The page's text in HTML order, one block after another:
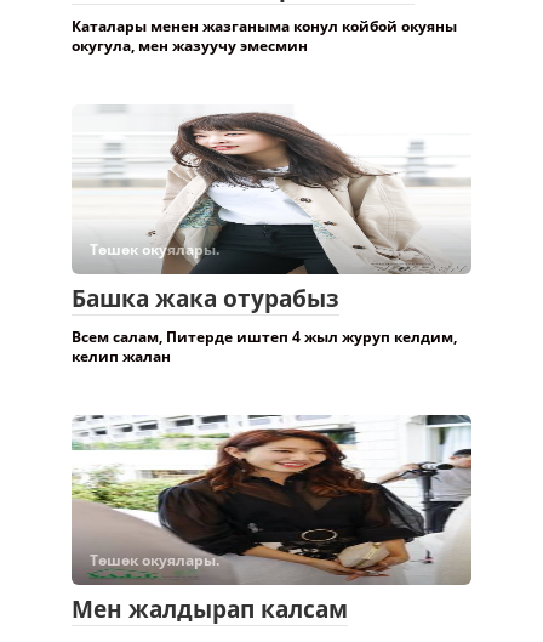
Кичинекей номер алганбыз
Каталары менен жазганыма конул койбой окуяны
Төшөк окуялары.
Башка жака отурабыз
Всем салам, Питерде иштеп 4 жыл журуп келдим,
Төшөк окуялары.
Мен жалдырап калсам